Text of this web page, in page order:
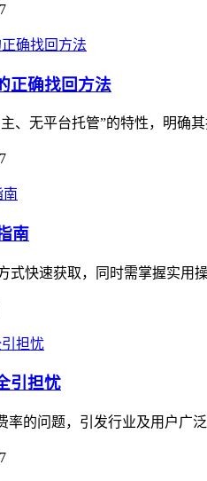
正确找回方法
、无平台托管”的特性，明确
南
式快速获取，同时需掌握实
引担忧
率的问题，引发行业及用户